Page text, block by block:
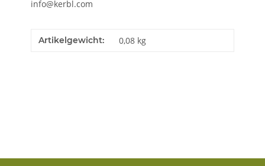
info@kerbl.com
Artikelgewicht: 0,08 kg